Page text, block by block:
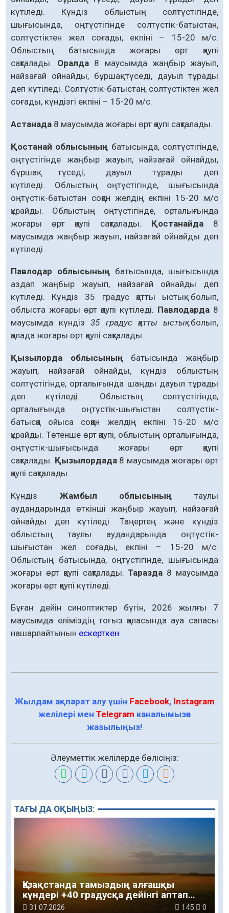
күтіледі. Күндіз облыстың солтүстігінде,
шығысында, оңтүстігінде солтүстік-батыстан,
солтүстіктен жел соғады, екпіні – 15-20 м/с.
Облыстың батысында жоғары өрт қаупі
сақталады. Оралда 8 маусымда жаңбыр жауып,
найзағай ойнайды, бұршақ түседі, дауыл тұрады
деп күтіледі. Солтүстік-батыстан, солтүстіктен жел
соғады, күндізгі екпіні – 15-20 м/с.
Астанада 8 маусымда жоғары өрт қаупі сақталады.
Қостанай облысының батысында, солтүстігінде,
оңтүстігінде жаңбыр жауып, найзағай ойнайды,
бұршақ түседі, дауыл тұрады деп
күтіледі. Облыстың оңтүстігінде, шығысында
оңтүстік-батыстан соққан желдің екпіні 15-20 м/с
құрайды. Облыстың оңтүстігінде, орталығында
жоғары өрт қаупі сақталады. Қостанайда8
маусымда жаңбыр жауып, найзағай ойнайды деп
күтіледі.
Павлодар облысының батысында, шығысында
аздап жаңбыр жауып, найзағай ойнайды деп
күтіледі. Күндіз 35 градус қатты ыстық болып,
облыста жоғары өрт қаупі күтіледі. Павлодарда8
маусымда күндіз35 градус қатты ыстықболып,
қалада жоғары өрт қаупі сақталады.
Қызылорда облысыныңбатысында жаңбыр
жауып, найзағай ойнайды, күндіз облыстың
солтүстігінде, орталығында шаңды дауыл тұрады
деп күтіледі. Облыстың солтүстігінде,
орталығында оңтүстік-шығыстан солтүстік-
батысқа ойыса соққан желдің екпіні 15-20 м/с
құрайды. Төтенше өрт қаупі, облыстың орталығында,
оңтүстік-шығысында жоғары өрт қаупі
сақталады. Қызылордада8 маусымда жоғары өрт
қаупі сақталады.
Күндіз Жамбыл облысының таулы
аудандарында өткінші жаңбыр жауып, найзағай
ойнайды деп күтіледі. Таңертең және күндіз
облыстың таулы аудандарында оңтүстік-
шығыстан жел соғады, екпіні – 15-20 м/с.
Облыстың батысында, оңтүстігінде, шығысында
жоғары өрт қаупі сақталады.Таразда 8 маусымда
жоғары өрт қаупі күтіледі.
Бұған дейін синоптиктер бүгін, 2026 жылғы 7
маусымда еліміздің тоғыз қаласында ауа сапасы
нашарлайтынын ескерткен.
Жылдам ақпарат алу үшін Facebook, Instagram
желілері мен Telegram каналымызға
жазылыңыз!
Әлеуметтік желілерде бөлісіңіз:
ТАҒЫ ДА ОҚЫҢЫЗ:
Қазақстанда тамыздың алғашқы
күндері +40 градусқа дейінгі аптап
ыстық сақталады
31.07.2026 145 0